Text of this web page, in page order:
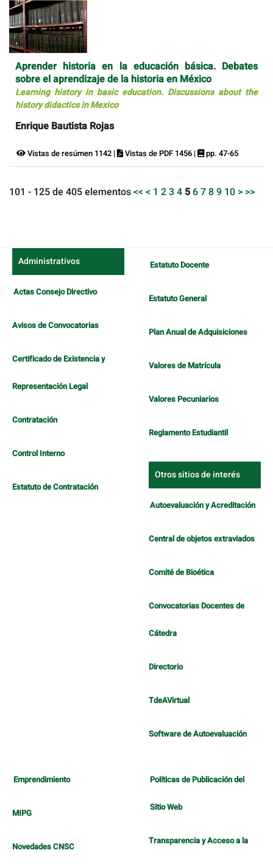
Aprender historia en la educación básica. Debates
sobre el aprendizaje de la historia en México
Learning history in basic education. Discussions about the
history didactics in Mexico
Enrique Bautista Rojas
Vistas de resúmen 1142 | Vistas de PDF 1456 | pp. 47-65
101 - 125 de 405 elementos<< < 1 234 56789 10 > >>
Administrativos
Actas Consejo Directivo
Avisos de Convocatorias
Certificado de Existencia y
Representación Legal
Contratación
Control Interno
Estatuto de Contratación
Estatuto Docente
Estatuto General
Plan Anual de Adquisiciones
Valores de Matrícula
Valores Pecuniarios
Reglamento Estudiantil
Otros sitios de interés
Autoevaluación y Acreditación
Central de objetos extraviados
Comité de Bioética
Convocatorias Docentes de
Cátedra
Directorio
TdeAVirtual
Software de Autoevaluación
Emprendimiento
MIPG
Novedades CNSC
Políticas de Publicación del
Sitio Web
Transparencia y Acceso a la